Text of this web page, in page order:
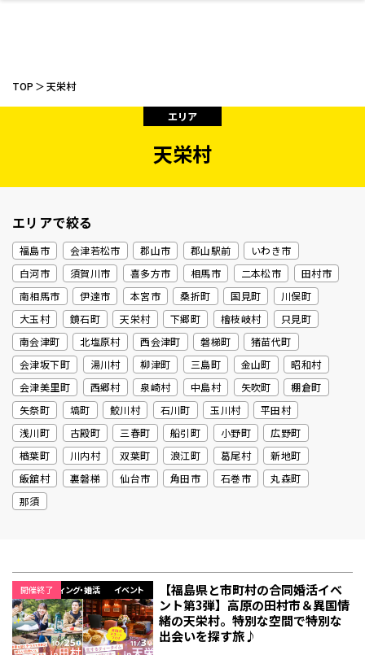
スイーツ
お酒 洋食 中華
和食 わんぱく 福島ローカルグル
メ
パン アジア・エスニッ
ク
テイクアウト
泊まる
デート・友達と ひとりで アウトドア
温泉 体験 名所
ツ施設
ネイルサロン
美容アイテム エイジングケア メンズ
フィットネス・や
せたい
鍼灸・整体・リラ
クゼーション
まつ毛サロン
脱毛 温活・サウナ 歯列矯正・審美歯
科
雑貨
スポーツ・アウト
ドア
ギフト・お土産 キッズ
インテリア 食品・酒 生活を彩るモノ
その他
お金のこと
保険 病院・クリニック ペット
趣味・スキルアッ
プ
保育園・こども園 子どもの習い事・
塾
幼稚園 教育 ライフイベント
新築体験談
リフォーム・リノ
ベーション
自治体インフォ その他
TOP 天栄村
エリア
天栄村
エリアで絞る
福島市 会津若松市 郡山市 郡山駅前
いわき市
白河市
須賀川市 喜多方市 相馬市 二本松市
田村市
南相馬市
伊達市 本宮市 桑折町 国見町
川俣町
大玉村
鏡石町 天栄村 下郷町 檜枝岐村
只見町
南会津町
北塩原村 西会津町 磐梯町
猪苗代町
会津坂下町
湯川村 柳津町 三島町 金山町
昭和村
会津美里町
西郷村 泉崎村 中島村 矢吹町
棚倉町
矢祭町
塙町 鮫川村 石川町 玉川村
平田村
浅川町
古殿町 三春町 船引町 小野町
広野町
楢葉町
川内村 双葉町 浪江町 葛尾村
新地町
飯舘村
裏磐梯 仙台市 角田市 石巻市
丸森町
那須
ウェディング・婚活 イベント
開催終了
【福島県と市町村の合同婚活イベ
ント第3弾】高原の田村市＆異国情
緒の天栄村。特別な空間で特別な
出会いを探す旅♪